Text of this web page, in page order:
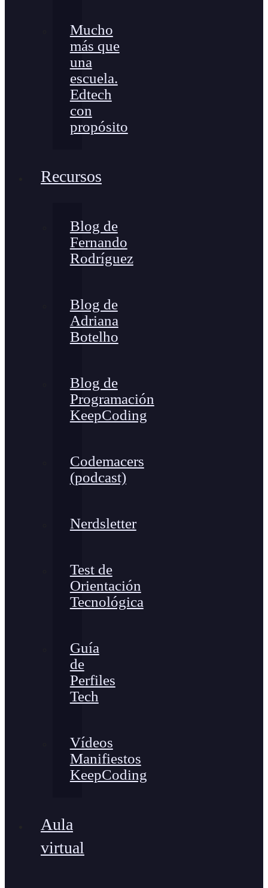
Mucho
más que
una
escuela.
Edtech
con
propósito
Recursos
Blog de
Fernando
Rodríguez
Blog de
Adriana
Botelho
Blog de
Programación
KeepCoding
Codemacers
(podcast)
Nerdsletter
Test de
Orientación
Tecnológica
Guía
de
Perfiles
Tech
Vídeos
Manifiestos
KeepCoding
Aula
virtual